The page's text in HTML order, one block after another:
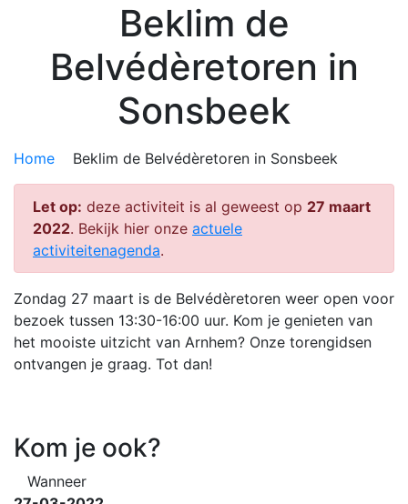
Beklim de
Belvédèretoren in
Sonsbeek
Home Beklim de Belvédèretoren in Sonsbeek
Let op: deze activiteit is al geweest op 27 maart
2022. Bekijk hier onze actuele
activiteitenagenda.
Zondag 27 maart is de Belvédèretoren weer open voor
bezoek tussen 13:30-16:00 uur. Kom je genieten van
het mooiste uitzicht van Arnhem? Onze torengidsen
ontvangen je graag. Tot dan!
Kom je ook?
Wanneer